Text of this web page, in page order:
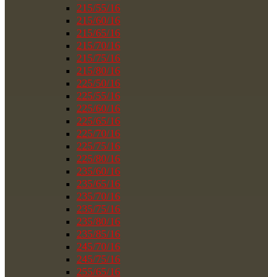
215/55/16
215/60/16
215/65/16
215/70/16
215/75/16
215/80/16
225/50/16
225/55/16
225/60/16
225/65/16
225/70/16
225/75/16
225/80/16
235/60/16
235/65/16
235/70/16
235/75/16
235/80/16
235/85/16
245/70/16
245/75/16
255/65/16